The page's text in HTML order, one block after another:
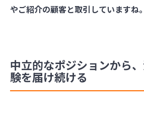
やご紹介の顧客と取引していますね
中立的なポジションから
験を届け続ける